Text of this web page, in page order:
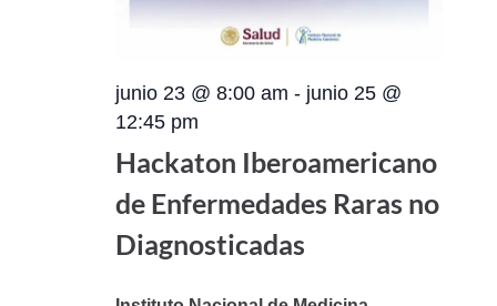
junio 23 @ 8:00 am - junio 25 @
12:45 pm
Hackaton Iberoamericano
de Enfermedades Raras no
Diagnosticadas